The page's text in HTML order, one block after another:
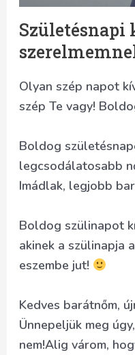
Születésnapi
Olyan szép napot
szép Te vagy!
Boldog
legcsodálatosabb
Imádlak, legjobb
Boldog szülinapot
akinek a szülinapja
eszembe jut!
Kedves barátnőm,
Ünnepeljük meg
nem!Alig várom,